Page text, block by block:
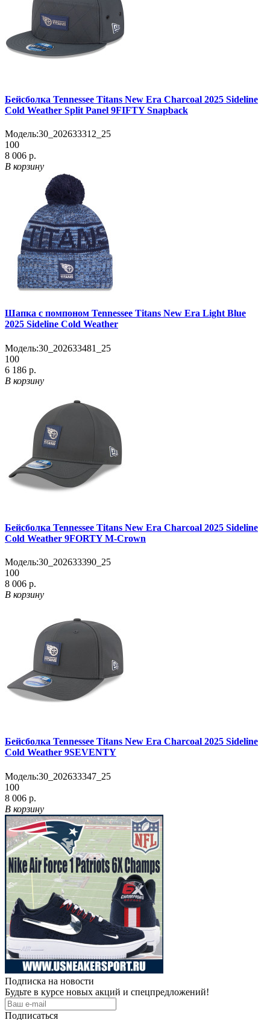
Бейсболка Tennessee Titans New Era Charcoal 2025 Sideline
Cold Weather Split Panel 9FIFTY Snapback
Модель:30_202633312_25
100
8 006 р.
В корзину
Шапка с помпоном Tennessee Titans New Era Light Blue
2025 Sideline Cold Weather
Модель:30_202633481_25
100
6 186 р.
В корзину
Бейсболка Tennessee Titans New Era Charcoal 2025 Sideline
Cold Weather 9FORTY M-Crown
Модель:30_202633390_25
100
8 006 р.
В корзину
Бейсболка Tennessee Titans New Era Charcoal 2025 Sideline
Cold Weather 9SEVENTY
Модель:30_202633347_25
100
8 006 р.
В корзину
Подписка на новости
Будьте в курсе новых акций и спецпредложений!
Подписаться